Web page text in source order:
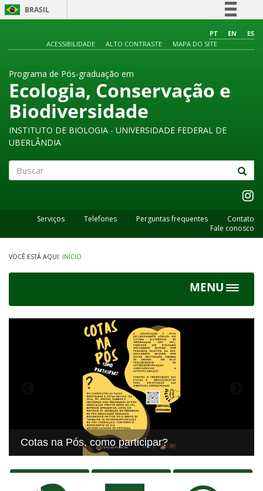
BRASIL
Comunica BR
Acesso à informação
Legislação
PT EN
ES
ACESSIBILIDADE
ALTO CONTRASTE MAPA DO SITE
Programa de Pós-graduação em
Ecologia, Conservação e
Biodiversidade
INSTITUTO DE BIOLOGIA - UNIVERSIDADE FEDERAL DE
UBERLÂNDIA
Serviços Telefones Perguntas frequentes
Contato
Fale conosco
INÍCIO
MENU
Toggle
Cotas na Pós, como participar?